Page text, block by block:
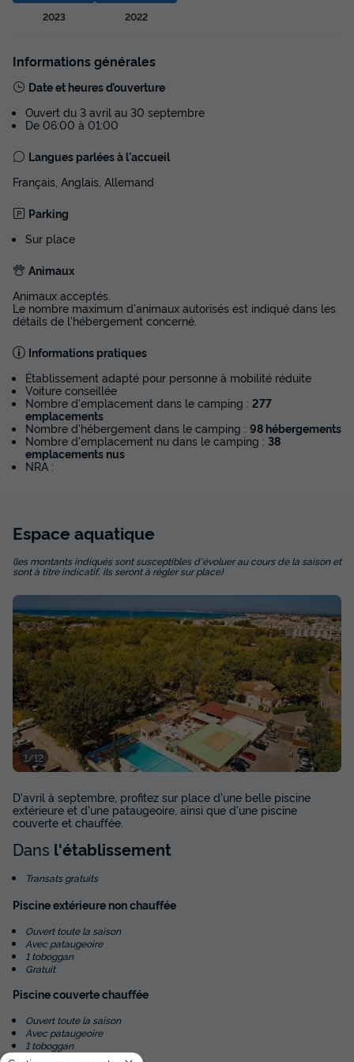
Select TV LV Clim Wifi - 2 chambres - 4
Surface Adultes
Congélateur
+ 4
MOBILHOME 4 personnes - Mobil-home Select TV LV Clim
du05/09/2026
Meilleur prix pour 7 nuits
Prix de comparaison
MOBILHOME 6 personnes - Mobil-home
Select TV LV Clim Wifi - 3 chambres - 6
personnes
Surface
32m²
Adultes
6
Chambres
3 1
Terrasse couverte Accès wifi Cafetière
Lave-vaisselle
Congélateur
+ 4
MOBILHOME 6 personnes - Mobil-home Select TV LV Clim
Wifi - 3 chambres - 6 personnes
du05/09/2026au12/09/2026
Meilleur prix pour 7 nuits
Modifier les dates
607 €
475,94 € -21%
d'économie
Voir les disponibilités
BUNGALOW 4 personnes - Cottage
2023 2022
Informations générales
Date et heures d’ouverture
Ouvert du 3 avril au 30 septembre
De 06:00 à 01:00
Langues parlées à l'accueil
Français, Anglais, Allemand
Parking
Sur place
Animaux
Animaux acceptés.
Le nombre maximum d'animaux autorisés est indiqué dans les
détails de l'hébergement concerné.
Informations pratiques
Établissement adapté pour personne à mobilité réduite
Voiture conseillée
Nombre d'emplacement dans le camping : 277
emplacements
Nombre d'hébergement dans le camping : 98 hébergements
Nombre d'emplacement nu dans le camping : 38
emplacements nus
NRA :
Espace aquatique
(les montants indiqués sont susceptibles d'évoluer au cours de la saison et
sont à titre indicatif, ils seront à régler sur place)
1/12
D'avril à septembre, profitez sur place d'une belle piscine
extérieure et d'une pataugeoire, ainsi que d'une piscine
couverte et chauffée.
Dans l'établissement
Transats gratuits
Piscine extérieure non chauffée
Ouvert toute la saison
Avec pataugeoire
1 toboggan
Gratuit
Piscine couverte chauffée
Ouvert toute la saison
Avec pataugeoire
1 toboggan
Gratuit